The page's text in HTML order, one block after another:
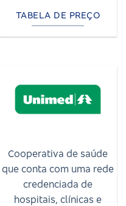
TABELA DE PREÇO
Cooperativa de saúde
que conta com uma rede
credenciada de
hospitais, clínicas e